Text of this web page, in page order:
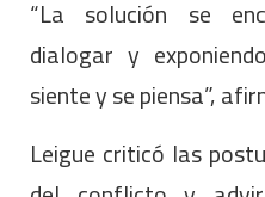
“La solución se
dialogar y
siente y se piensa”,
Leigue criticó las